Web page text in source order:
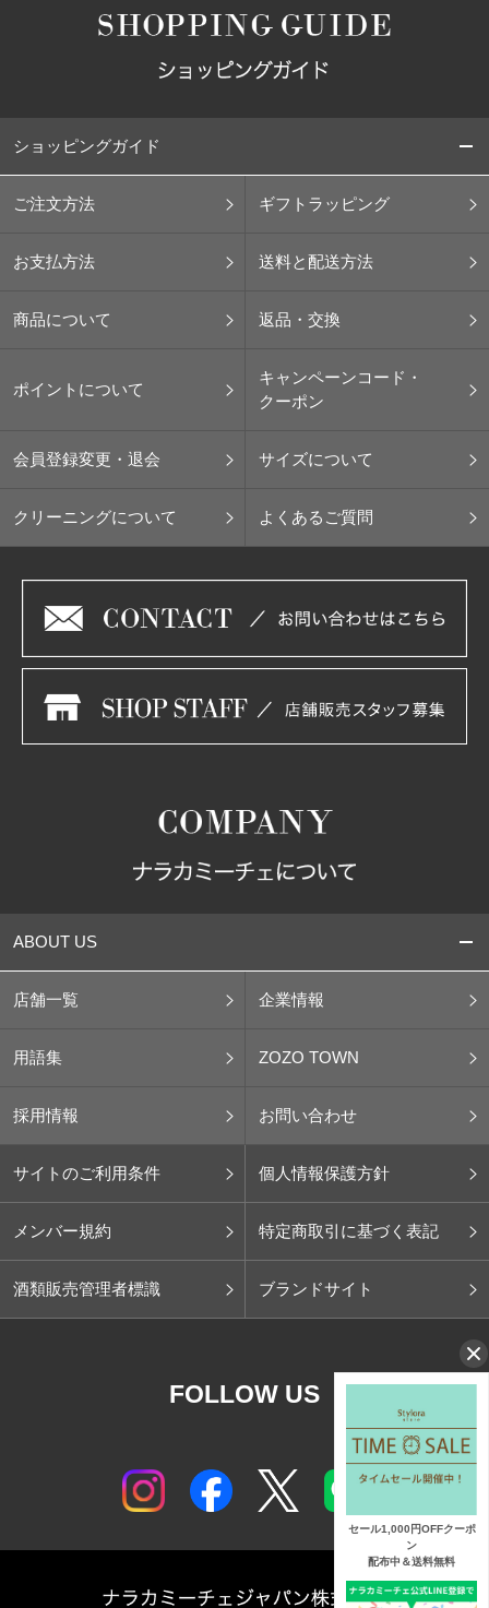
ショッピングガイド
ご注文方法 ギフトラッピング
お支払方法 送料と配送方法
商品について 返品・交換
ポイントについて
キャンペーンコード・
クーポン
会員登録変更・退会 サイズについて
クリーニングについて よくあるご質問
ABOUT US
店舗一覧 企業情報
用語集 ZOZO TOWN
採用情報 お問い合わせ
サイトのご利用条件 個人情報保護方針
メンバー規約 特定商取引に基づく表記
酒類販売管理者標識 ブランドサイト
FOLLOW US
セール1,000円OFFクーポ
ン
配布中＆送料無料